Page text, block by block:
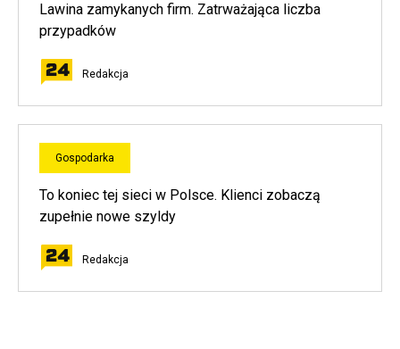
Lawina zamykanych firm. Zatrważająca liczba
przypadków
Redakcja
Gospodarka
To koniec tej sieci w Polsce. Klienci zobaczą
zupełnie nowe szyldy
Redakcja